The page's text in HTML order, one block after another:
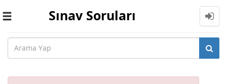
Toggle
Sınav Soruları